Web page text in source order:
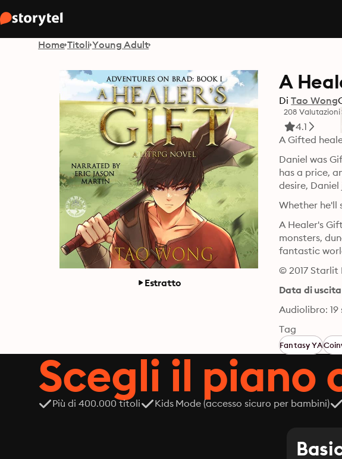
Home Titoli Young Adult
Estratto
A
Di Tao Wong
208 Valutazioni
4.1
A Gifted
Daniel was
has a price,
desire,
Whether he'll
A Healer's
monsters,
fantastic
© 2017 Starlit
Data di uscita
Audiolibro: 19
Tag
Fantasy YA
Scegli il piano
Più di 400.000 titoli Kids Mode (accesso sicuro per bambini)